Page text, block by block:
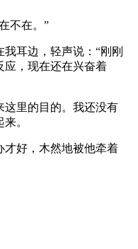
不在。”
耳边，轻声说：“刚刚
应，现在还在兴奋着
这里的目的。我还没有
。
才好，木然地被他牵着